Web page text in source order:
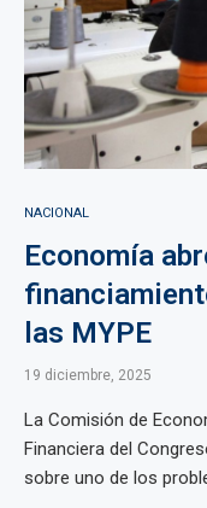
NACIONAL
Economía
las MYPE
19 diciembre, 2025
La Comisión de
Financiera del
sobre uno de los